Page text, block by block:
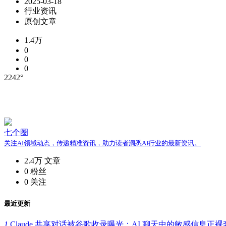
行业资讯
原创文章
1.4万
0
0
0
2242°
七个圈
关注AI领域动态，传递精准资讯，助力读者洞悉AI行业的最新资讯。
2.4万 文章
0 粉丝
0 关注
最近更新
1. Claude 共享对话被谷歌收录曝光：AI 聊天中的敏感信息正裸